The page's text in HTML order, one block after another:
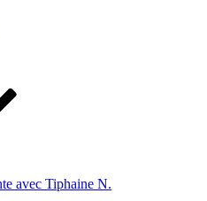
avec Tiphaine N.